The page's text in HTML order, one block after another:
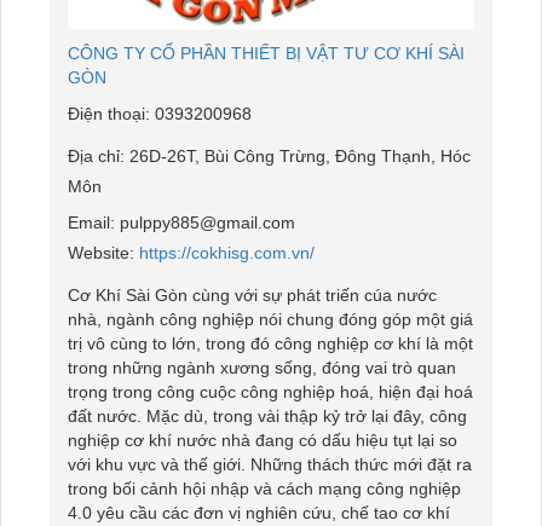
CÔNG TY CỔ PHẦN THIẾT BỊ VẬT TƯ CƠ KHÍ SÀI
GÒN
Điện thoại: 0393200968
Địa chỉ: 26D-26T, Bùi Công Trừng, Đông Thạnh, Hóc
Môn
Email: pulppy885@gmail.com
Website: https://cokhisg.com.vn/
Cơ Khí Sài Gòn cùng với sự phát triến cúa nước
nhà, ngành công nghiệp nói chung đóng góp một giá
trị vô cùng to lớn, trong đó công nghiệp cơ khí là một
trong những ngành xương sống, đóng vai trò quan
trọng trong công cuộc công nghiệp hoá, hiện đại hoá
đất nước. Mặc dù, trong vài thập kỷ trở lại đây, công
nghiệp cơ khí nước nhà đang có dấu hiệu tụt lại so
với khu vực và thế giới. Những thách thức mới đặt ra
trong bối cảnh hội nhập và cách mạng công nghiệp
4.0 yêu cầu các đơn vị nghiên cứu, chế tao cơ khí